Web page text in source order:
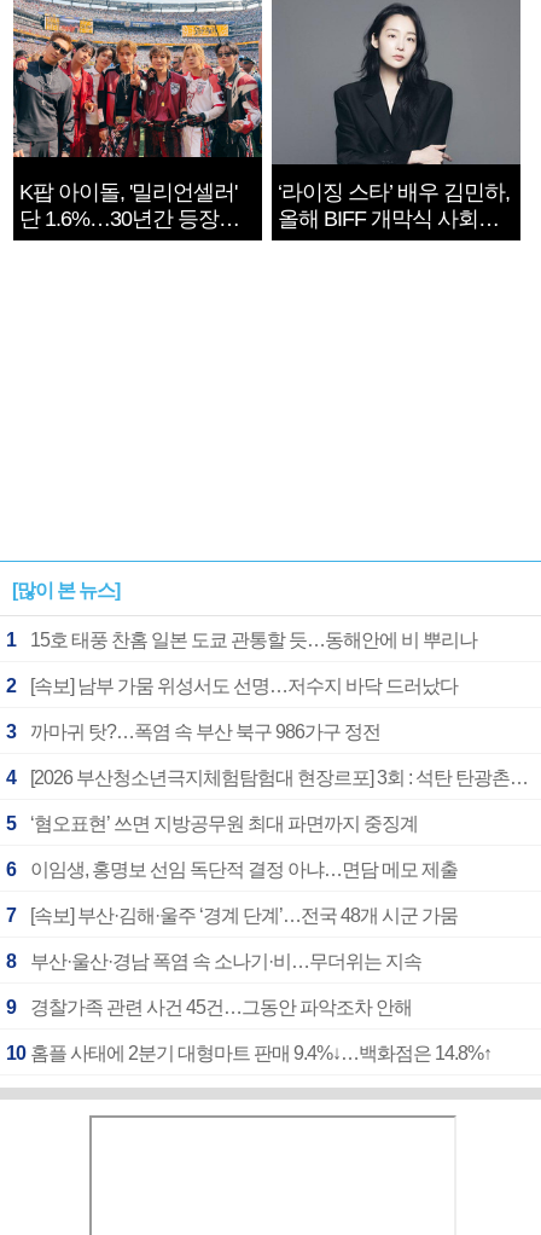
K팝 아이돌, '밀리언셀러'
단 1.6%…30년간 등장
1182개팀 전수조사
‘라이징 스타’ 배우 김민하,
올해 BIFF 개막식 사회자
확정
[많이 본 뉴스]
1 15호 태풍 찬홈 일본 도쿄 관통할 듯…동해안에 비 뿌리나
2 [속보] 남부 가뭄 위성서도 선명…저수지 바닥 드러났다
3 까마귀 탓?…폭염 속 부산 북구 986가구 정전
4 [2026 부산청소년극지체험탐험대 현장르포] 3회 : 석탄 탄광촌에서 북극 연구의 중심지로
5 ‘혐오표현’ 쓰면 지방공무원 최대 파면까지 중징계
6 이임생, 홍명보 선임 독단적 결정 아냐…면담 메모 제출
7 [속보] 부산·김해·울주 ‘경계 단계’…전국 48개 시군 가뭄
8 부산·울산·경남 폭염 속 소나기·비…무더위는 지속
9 경찰가족 관련 사건 45건…그동안 파악조차 안해
10 홈플 사태에 2분기 대형마트 판매 9.4%↓…백화점은 14.8%↑